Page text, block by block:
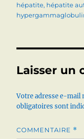
hépatite, hépatite
Laisser un
Votre adresse e-mail
obligatoires sont
COMMENTAIRE *